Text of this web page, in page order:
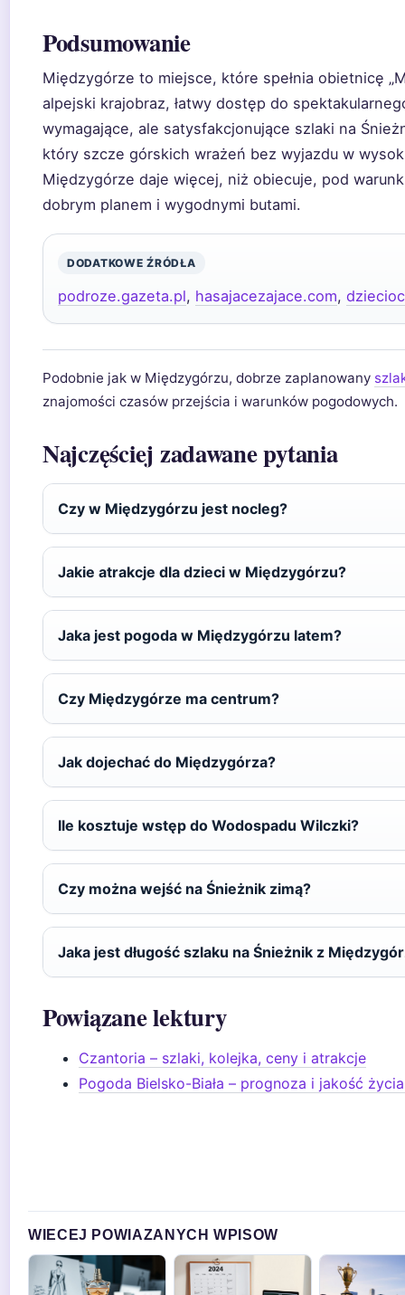
Podsumowanie
Międzygórze to miejsce, które spełnia obietnicę
alpejski krajobraz, łatwy dostęp do
wymagające, ale satysfakcjonujące szlaki na
który szcze górskich wrażeń bez wyjazdu w
Międzygórze daje więcej, niż obiecuje, pod
dobrym planem i wygodnymi butami.
DODATKOWE ŹRÓDŁA
podroze.gazeta.pl, hasajacezajace.com,
Podobnie jak w Międzygórzu, dobrze zaplanowany
znajomości czasów przejścia i warunków pogodowych.
Najczęściej zadawane pytania
Czy w Międzygórzu jest nocleg?
Jakie atrakcje dla dzieci w Międzygórzu?
Jaka jest pogoda w Międzygórzu latem?
Czy Międzygórze ma centrum?
Jak dojechać do Międzygórza?
Ile kosztuje wstęp do Wodospadu Wilczki?
Czy można wejść na Śnieżnik zimą?
Jaka jest długość szlaku na Śnieżnik z
Powiązane lektury
Czantoria – szlaki, kolejka, ceny i atrakcje
Pogoda Bielsko-Biała – prognoza i jakość
WIECEJ POWIAZANYCH WPISOW